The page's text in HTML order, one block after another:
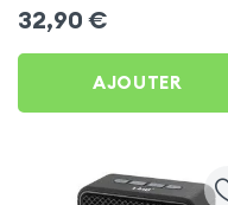
Oppo Find X
32,90 €
AJOUTER